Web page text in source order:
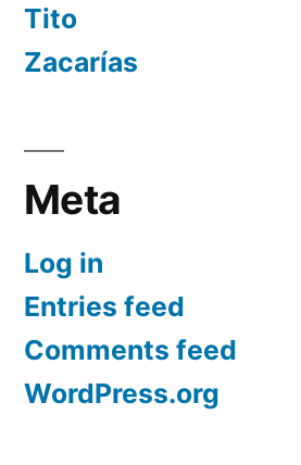
Tito
Zacarías
Meta
Log in
Entries feed
Comments feed
WordPress.org